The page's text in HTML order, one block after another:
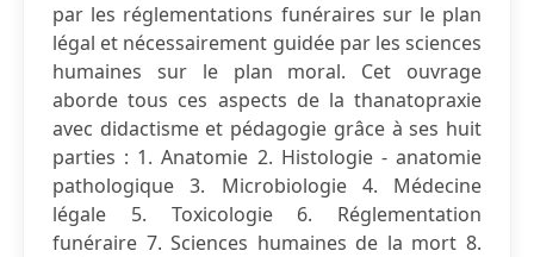
par les réglementations funéraires sur le plan
légal et nécessairement guidée par les sciences
humaines sur le plan moral. Cet ouvrage
aborde tous ces aspects de la thanatopraxie
avec didactisme et pédagogie grâce à ses huit
parties : 1. Anatomie 2. Histologie - anatomie
pathologique 3. Microbiologie 4. Médecine
légale 5. Toxicologie 6. Réglementation
funéraire 7. Sciences humaines de la mort 8.